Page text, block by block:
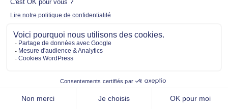
Au terme d’un processus exigeant, la
Villa Castellane à Gréoux-les-Bains,
l’Hôtel Bleu à Carry-le-Rouet et le
Domaine du Ferret à Lège-Cap Ferret
viennent de décrocher...
28 janvier 2026
Domaine du Ferret,L’Hôtel Bleu,